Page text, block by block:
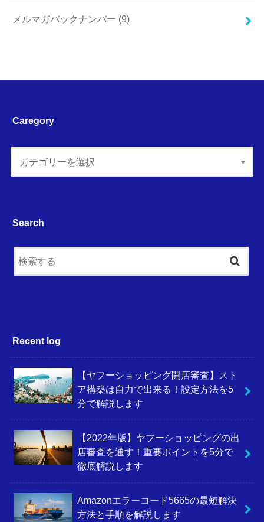
メルマガバックナンバー (9)
Caregory
Search
Recent log
【ヤフーショッピング開店審査】スト
ア構築は自力で出来る！設定方法を5
分で解説します
【2022年版】ヤフーショッピングの出
店審査を通す！重要ポイントを5分で
徹底解説します
Amazonエラーコード5665の最短解決
方法と手順を解説します